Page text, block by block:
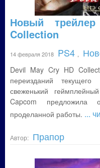
Новый
Collection
14 февраля 2018 PS4
Devil May Cry HD
переизданий текущего
свеженький
Capcom предложила
проделанной работы. ...
Автор: Прапор